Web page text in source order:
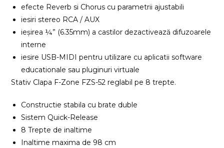
efecte Reverb si Chorus cu parametrii ajustabili
iesiri stereo RCA / AUX
ieșirea ¼” (6.35mm) a castilor dezactivează difuzoarele
interne
iesire USB-MIDI pentru utilizare cu aplicatii software
educationale sau pluginuri virtuale
Stativ Clapa F-Zone FZS-52 reglabil pe 8 trepte.
Constructie stabila cu brate duble
Sistem Quick-Release
8 Trepte de inaltime
Inaltime maxima de 98 cm